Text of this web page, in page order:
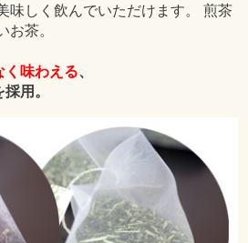
味しく飲んでいただけます。 煎茶
お茶。
く味わえる、
用。